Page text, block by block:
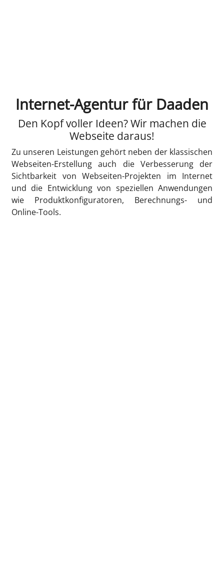
Internet-Agentur für Daaden
Den Kopf voller Ideen? Wir machen die
Webseite daraus!
Zu unseren Leistungen gehört neben der klassischen
Webseiten-Erstellung auch die Verbesserung der
Sichtbarkeit von Webseiten-Projekten im Internet
und die Entwicklung von speziellen Anwendungen
wie Produktkonfiguratoren, Berechnungs- und
Online-Tools.